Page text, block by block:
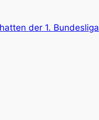
der 1. Bundesliga